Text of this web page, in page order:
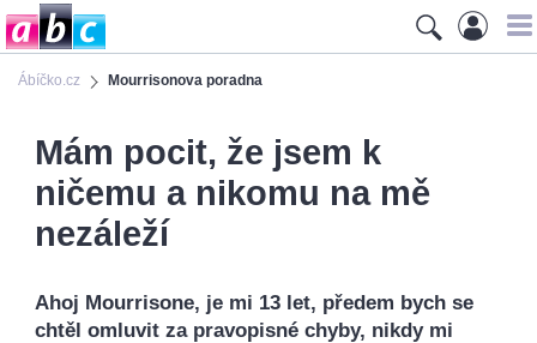
Ábíčko.cz Mourrisonova poradna
Mám pocit, že jsem k
ničemu a nikomu na mě
nezáleží
Ahoj Mourrisone, je mi 13 let, předem bych se
chtěl omluvit za pravopisné chyby, nikdy mi